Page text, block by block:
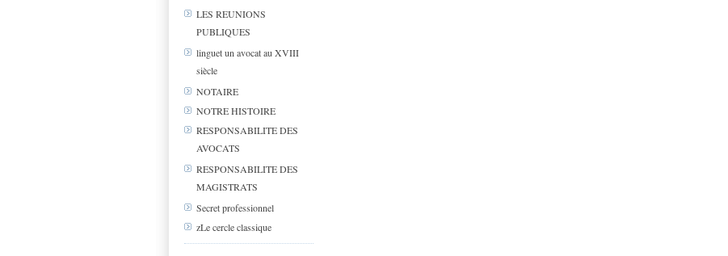
LES REUNIONS
PUBLIQUES
linguet un avocat au XVIII
siècle
NOTAIRE
NOTRE HISTOIRE
RESPONSABILITE DES
AVOCATS
RESPONSABILITE DES
MAGISTRATS
Secret professionnel
zLe cercle classique